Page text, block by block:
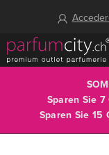
Sparen Sie
Sparen Sie 15